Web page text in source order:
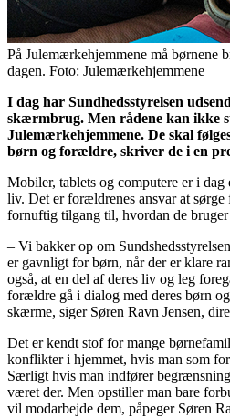
På Julemærkehjemmene må børnene
dagen. Foto: Julemærkehjemmene
I dag har Sundhedsstyrelsen
skærmbrug. Men rådene kan ikke
Julemærkehjemmene. De skal
børn og forældre, skriver de i en
Mobiler, tablets og computere er i dag
liv. Det er forældrenes ansvar at sørge
fornuftig tilgang til, hvordan de
– Vi bakker op om
er gavnligt for børn, når der er klare
også, at en del af deres liv og leg
forældre gå i dialog med deres børn
skærme, siger Søren Ravn Jensen,
Det er kendt stof for mange
konflikter i hjemmet, hvis man som
Særligt hvis man indfører
været der. Men opstiller man bare
vil modarbejde dem, påpeger Søren